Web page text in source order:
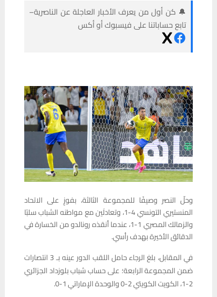
🔔 كن أول من يعرف الأخبار العاجلة عن الناصرية–
تابع حساباتنا على فيسبوك أو أكس
وحلّ النصر وصيفًا للمجموعة الثالثة، بفوزٍ على الاتحاد
المنستيري التونسي 4-1، وتعادلَين مع مواطنه الشباب سلبًا
والزمالك المصري 1-1، عندما أنقذه رونالدو من الخسارة في
الدقائق الأخيرة بهدف رأسي.
في المقابل، بلغ الرجاء حامل اللقب الدور عينه بـ 3 انتصارات
ضمن المجموعة الرابعة؛ على حساب شباب بلوزداد الجزائري
2-1، الكويت الكويتي 2-0 والوحدة الإماراتي 1-0.